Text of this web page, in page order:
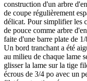
construction d'un arbre
de coupe régulièrement
délicat. Pour simplifier les
de pouce comme arbre
faite d'une barre plate de
Un bord tranchant a été
au milieu de chaque lame
glisser la lame sur la tige
écrous de 3/4 po avec un